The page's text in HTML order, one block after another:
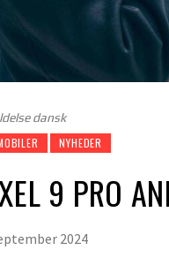
dansk
NYHEDER
9 PRO
2024